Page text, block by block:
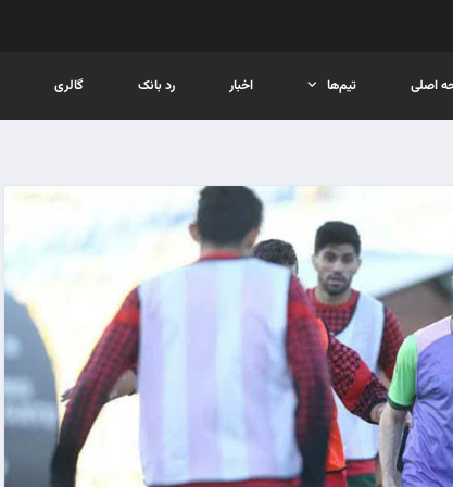
اصلی تیم‌ها اخبار رد بانک گالری